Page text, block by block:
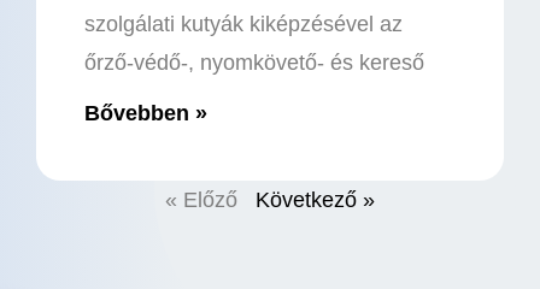
szolgálati kutyák kiképzésével az
őrző-védő-, nyomkövető- és kereső
Bővebben »
« Előző Következő »